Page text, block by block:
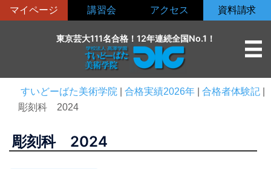
ン
マイページ 講習会 アクセス 資料請求
東京芸大111名合格！12年連続全国No.1！
すいどーばた美術学院 合格実績2026年 合格者体験記
彫刻科 2024
彫刻科 2024